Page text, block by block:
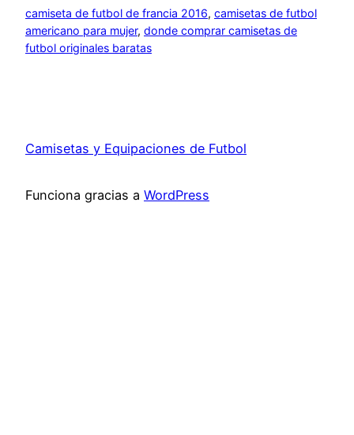
camiseta de futbol de francia 2016, camisetas de futbol
americano para mujer, donde comprar camisetas de
futbol originales baratas
Camisetas y Equipaciones de Futbol
Funciona gracias a WordPress